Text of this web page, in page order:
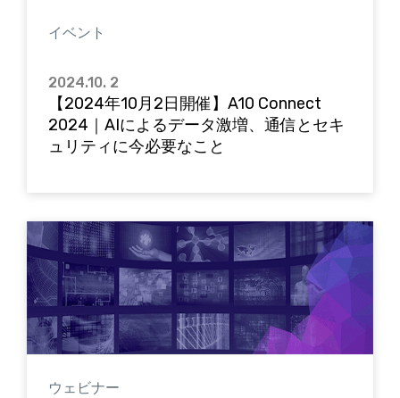
イベント
2024.10. 2
【2024年10月2日開催】A10 Connect
2024｜AIによるデータ激増、通信とセキ
ュリティに今必要なこと
ウェビナー